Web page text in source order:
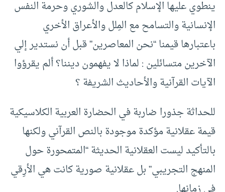
ينطوي عليها الإسلام كالعدل والشوري وحرمة النفس
الإنسانية والتسامح مع المِلل والأعراق الأخري
باعتبارها قيمنا “نحن المعاصرين” قبل أن نستدير إلي
الآخرين متسائلين : لماذا لا يفهمون ديننا؟ ألم يقرؤوا
الآيات القرآنية والأحاديث الشريفة ؟
للحداثة جذورا ضاربة في الحضارة العربية الكلاسيكية
قيمة عقلانية مؤكدة موجودة بالنص القرآني ولكنها
بالتأكيد ليست العقلانية الحديثة “المتمحورة حول
المنهج التجريبي” بل عقلانية صورية كانت هي الأرِقي